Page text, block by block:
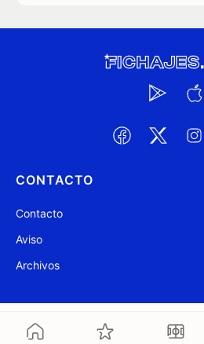
CONTACTO
Contacto
Aviso
Archivos